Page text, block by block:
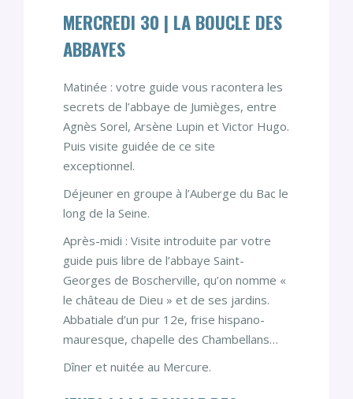
MERCREDI 30 | LA BOUCLE DES
ABBAYES
Matinée : votre guide vous racontera les
secrets de l’abbaye de Jumièges, entre
Agnès Sorel, Arsène Lupin et Victor Hugo.
Puis visite guidée de ce site
exceptionnel.
Déjeuner en groupe à l’Auberge du Bac le
long de la Seine.
Après-midi : Visite introduite par votre
guide puis libre de l’abbaye Saint-
Georges de Boscherville, qu’on nomme «
le château de Dieu » et de ses jardins.
Abbatiale d’un pur 12e, frise hispano-
mauresque, chapelle des Chambellans…
Dîner et nuitée au Mercure.